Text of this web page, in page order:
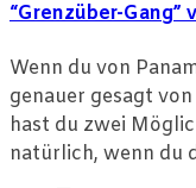
“Grenzüber-Gang”
Wenn du von
genauer gesagt
hast du zwei
natürlich, wenn du